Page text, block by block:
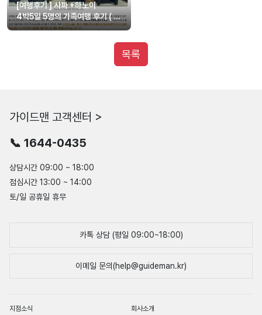
[여행후기 ] 사파 +하노이
4박5일 5명의 가족여행 후기 ( 티
가이드님 덕분입니다!!!)
목록
가이드맨 고객센터 >
📞 1644-0435
상담시간 09:00 ~ 18:00
점심시간 13:00 ~ 14:00
토/일 공휴일 휴무
카톡 상담 (평일 09:00~18:00)
이메일 문의(help@guideman.kr)
지점소식 회사소개